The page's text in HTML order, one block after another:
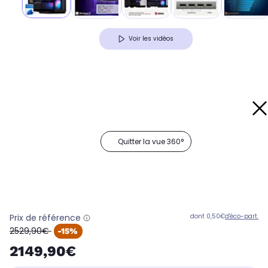
Voir les vidéos
Quitter la vue 360°
Prix de référence
oldPrice
2529,90€ -15%
2149,90€
dont 0,50€d'éco-part.